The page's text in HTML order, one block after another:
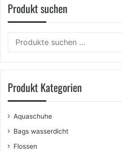
Produkt suchen
nach:
Produkt Kategorien
Aquaschuhe
Bags wasserdicht
Flossen